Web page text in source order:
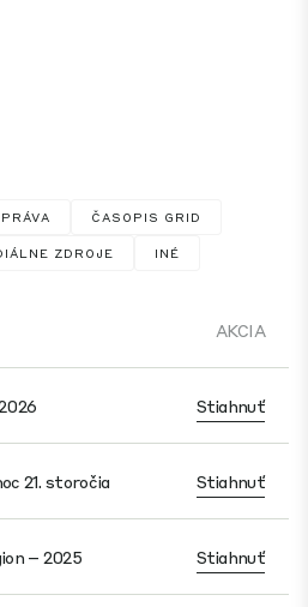
ČASOPIS GRID
ZDROJE INÉ
AKCIA
Stiahnuť
21. storočia Stiahnuť
– 2025 Stiahnuť